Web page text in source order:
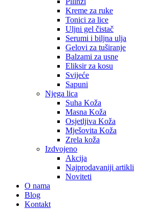
Kreme za ruke
Tonici za lice
Uljni gel čistač
Serumi i biljna ulja
Gelovi za tuširanje
Balzami za usne
Eliksir za kosu
Svijeće
Sapuni
Njega lica
Suha Koža
Masna Koža
Osjetljiva Koža
Mješovita Koža
Zrela koža
Izdvojeno
Akcija
Najprodavaniji artikli
Noviteti
O nama
Blog
Kontakt